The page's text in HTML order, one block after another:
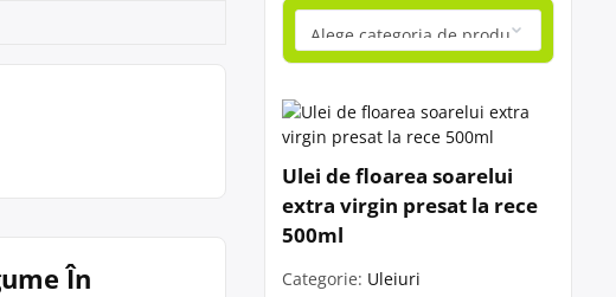
În
Ulei de floarea soarelui
extra virgin presat la rece
500ml
Categorie: Uleiuri